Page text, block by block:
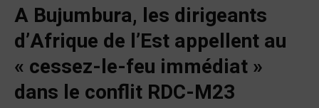
A Bujumbura, les dirigeants
d’Afrique de l’Est appellent au
« cessez-le-feu immédiat »
dans le conflit RDC-M23